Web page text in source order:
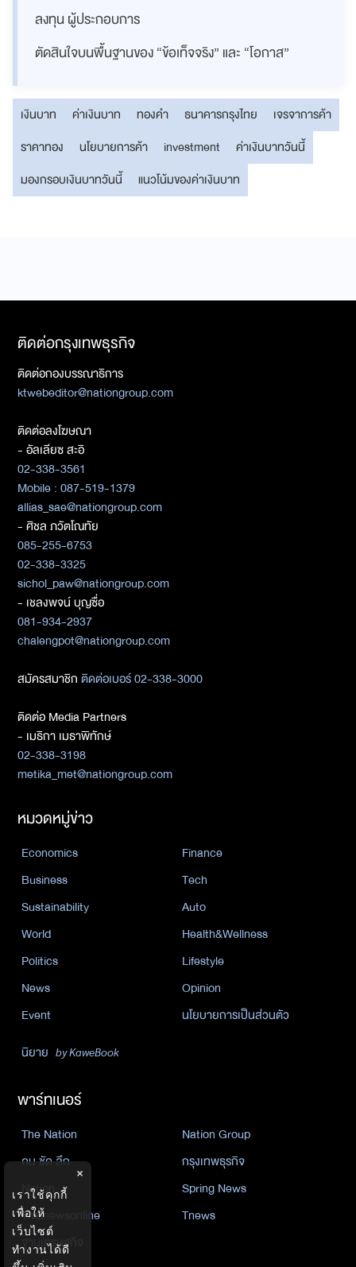
ลงทุน ผู้ประกอบการ
ตัดสินใจบนพื้นฐานของ “ข้อเท็จจริง” และ “โอกาส”
เงินบาท ค่าเงินบาท ทองคำ ธนาคารกรุงไทย
เจรจาการค้า
ราคาทอง
นโยบายการค้า investment
ค่าเงินบาทวันนี้
มองกรอบเงินบาทวันนี้
แนวโน้มของค่าเงินบาท
ติดต่อกรุงเทพธุรกิจ
ติดต่อกองบรรณาธิการ
ktwebeditor@nationgroup.com
ติดต่อลงโฆษณา
- อัลเลียซ สะอิ
02-338-3561
Mobile : 087-519-1379
allias_sae@nationgroup.com
- ศิชล ภวัตโณทัย
085-255-6753
02-338-3325
sichol_paw@nationgroup.com
- เชลงพจน์ บุญซื่อ
081-934-2937
chalengpot@nationgroup.com
สมัครสมาชิกติดต่อเบอร์ 02-338-3000
ติดต่อ Media Partners
- เมธิกา เมธาพิทักษ์
02-338-3198
metika_met@nationgroup.com
หมวดหมู่ข่าว
Economics
Finance
Business
Tech
Sustainability
Auto
World
Health&Wellness
Politics
Lifestyle
News
Opinion
Event
นโยบายการเป็นส่วนตัว
นิยาย by KaweBook
พาร์ทเนอร์
The Nation
Nation Group
คม ชัด ลึก
กรุงเทพธุรกิจ
Nation
Spring News
Thainewsonline
Tnews
ฐานเศรษฐกิจ
×
เราใช้คุกกี้
เพื่อให้
เว็บไซต์
ทำงานได้ดี